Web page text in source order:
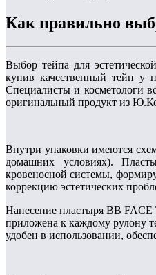
Как правильно
Выбор тейпа для
купив качественный тейп у
Специалисты и косметологи
оригинальный продукт из
Внутри упаковки имеются
домашних условиях).
кровеносной системы,
коррекцию эстетических
Нанесение пластыря BB FACE
приложена к каждому рулону
удобен в использовании,